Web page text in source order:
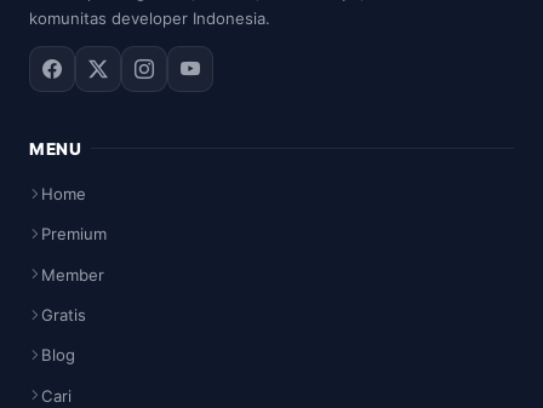
komunitas developer Indonesia.
MENU
Home
Premium
Member
Gratis
Blog
Cari